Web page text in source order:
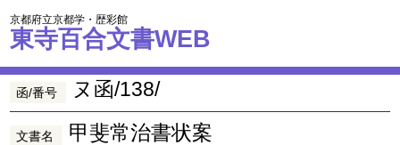
京都府立京都学・歴彩館
東寺百合文書WEB
函/番号 ヌ函/138/
文書名 甲斐常治書状案